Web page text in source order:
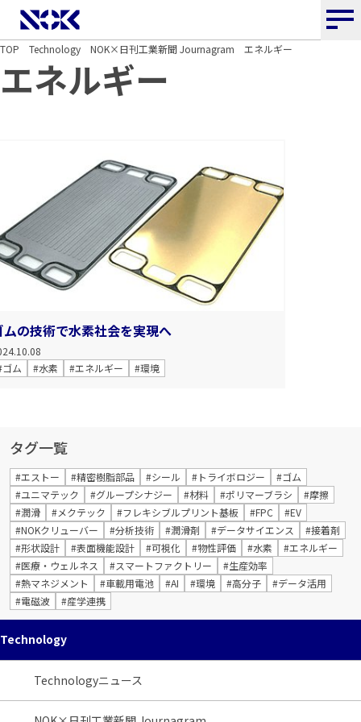
NOK株式会社
TOP Technology NOK×日刊工業新聞 Journagram エネルギー
エネルギー
ムの技術で水素社会を実現へ
ム
#水素 #エネルギー #環境
タグ一覧
#エストー #精密樹脂部品 #シール #トライボロジー
#ゴム
#ユニマテック
#グループシナジー #材料 #ポリマーブラシ
#摩擦
#潤滑
#メクテック #フレキシブルプリント基板 #FPC
#EV
#NOKクリューバー
#分析技術 #潤滑剤 #データサイエンス
#接着剤
#形状設計
#表面機能設計 #可視化 #物性評価 #水素
#エネルギー
#医療・ウェルネス
#スマートファクトリー
#生産効率
#熱マネジメント
#車載用電池 #AI #環境 #高分子
#データ活用
#電磁波
#産学連携
Technology
Technologyニュース